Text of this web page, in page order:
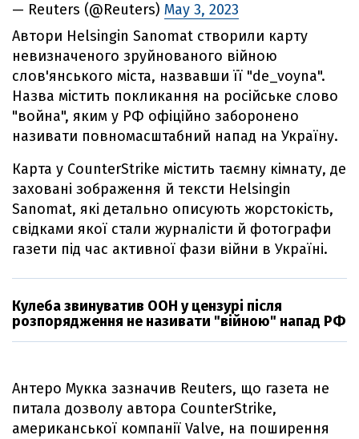
— Reuters (@Reuters) May 3, 2023
Автори Helsingin Sanomat створили карту
невизначеного зруйнованого війною
слов'янського міста, назвавши її "de_voyna".
Назва містить покликання на російське слово
"война", яким у РФ офіційно заборонено
називати повномасштабний напад на Україну.
Карта у CounterStrike містить таємну кімнату, де
заховані зображення й тексти Helsingin
Sanomat, які детально описують жорстокість,
свідками якої стали журналісти й фотографи
газети під час активної фази війни в Україні.
Кулеба звинуватив ООН у цензурі після
розпорядження не називати "війною" напад РФ
Антеро Мукка зазначив Reuters, що газета не
питала дозволу автора CounterStrike,
американської компанії Valve, на поширення